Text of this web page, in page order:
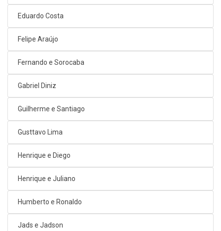
Eduardo Costa
Felipe Araújo
Fernando e Sorocaba
Gabriel Diniz
Guilherme e Santiago
Gusttavo Lima
Henrique e Diego
Henrique e Juliano
Humberto e Ronaldo
Jads e Jadson